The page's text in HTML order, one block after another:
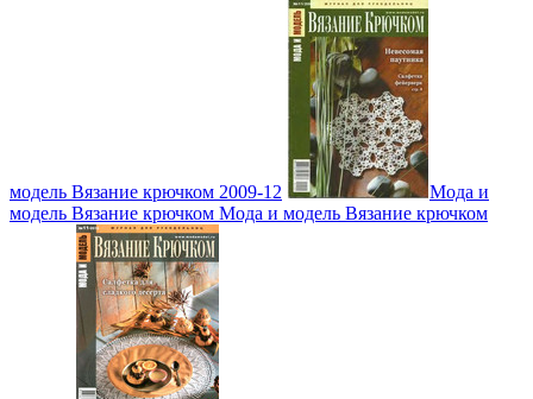
модель Вязание крючком 2009-12
Мода и
модель Вязание крючком Мода и модель Вязание крючком